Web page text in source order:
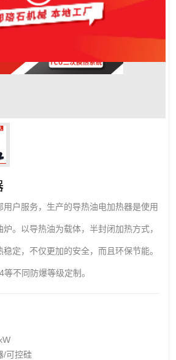
用户服务，生产的导热油电加热器是使用
。以导热油为载体，半封闭加热方式，
定，不仅更加的安全，而且环保节能。
不同防爆等级定制。
/可控硅